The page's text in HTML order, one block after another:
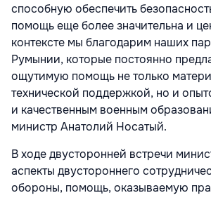
способную обеспечить
помощь еще более значительна и
контексте мы благодарим наших
Румынии, которые постоянно
ощутимую помощь не только
технической поддержкой, но и
и качественным военным
министр Анатолий Носатый.
В ходе двусторонней встречи
аспекты двустороннего
обороны, помощь, оказываемую